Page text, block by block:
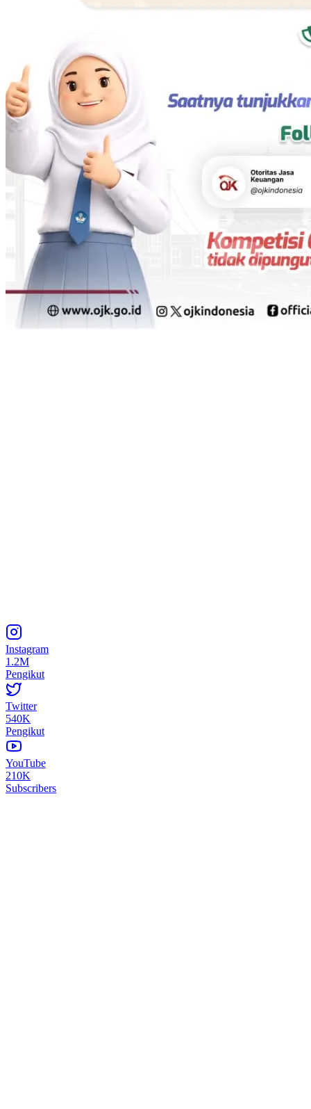
Instagram
1.2M
Pengikut
Twitter
540K
Pengikut
YouTube
210K
Subscribers